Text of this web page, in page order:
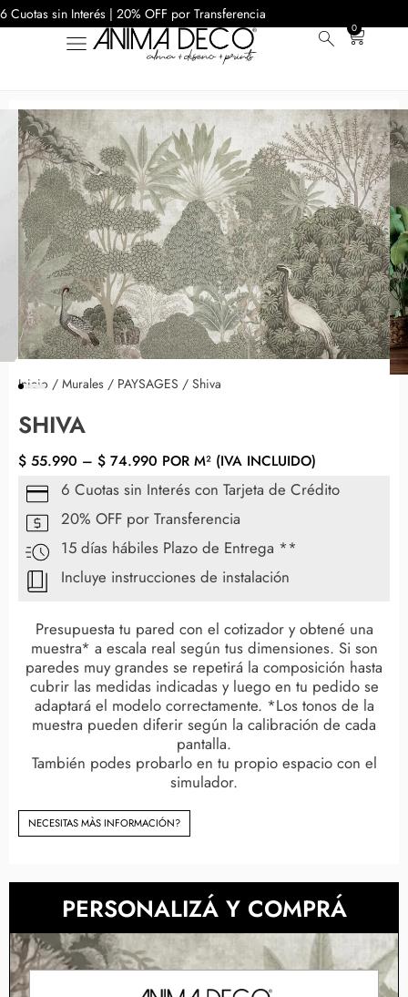
6 Cuotas sin Interés | 20% OFF por Transferencia
0
Inicio / Murales / PAYSAGES / Shiva
SHIVA
$ 55.990 – $ 74.990 POR M² (IVA INCLUIDO)
6 Cuotas sin Interés con Tarjeta de Crédito
20% OFF por Transferencia
15 días hábiles Plazo de Entrega **
Incluye instrucciones de instalación
Presupuesta tu pared con el cotizador y obtené una
muestra* a escala real según tus dimensiones. Si son
paredes muy grandes se repetirá la composición hasta
cubrir las medidas indicadas y luego en tu pedido se
adaptará el modelo correctamente. *Los tonos de la
muestra pueden diferir según la calibración de cada
pantalla.
También podes probarlo en tu propio espacio con el
simulador.
NECESITAS MÀS INFORMACIÓN?
PERSONALIZÁ Y COMPRÁ